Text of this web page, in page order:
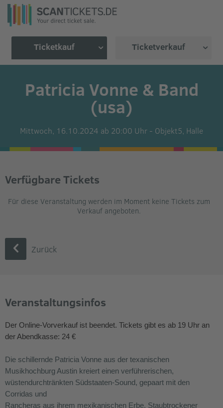
Ticketkauf Ticketverkauf
Patricia Vonne & Band
(usa)
Mittwoch, 16.10.2024 ab 20:00 Uhr - Objekt5, Halle
Verfügbare Tickets
Für diese Veranstaltung werden im Moment keine Tickets zum
Verkauf angeboten.
Zurück
Veranstaltungsinfos
Der Online-Vorverkauf ist beendet. Tickets gibt es ab 19 Uhr an
der Abendkasse: 24 €​
Die schillernde Patricia Vonne aus der texanischen
Musikhochburg Austin kreiert einen verführerischen,
wüstendurchtränkten Südstaaten-Sound, gepaart mit den
Corridas und
Rancheras aus ihrem mexikanischen Erbe. Staubtrockener